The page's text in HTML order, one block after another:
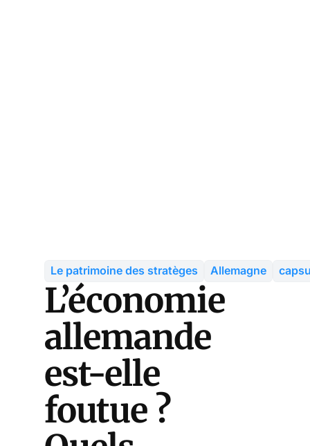
Le patrimoine des stratèges Allemagne
L’économie
allemande
est-elle
foutue ?